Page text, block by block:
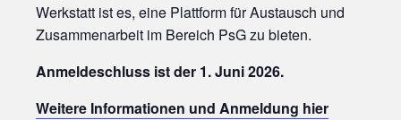
Werkstatt ist es, eine Plattform für Austausch und
Zusammenarbeit im Bereich PsG zu bieten.
Anmeldeschluss ist der 1. Juni 2026.
Weitere Informationen und Anmeldung hier